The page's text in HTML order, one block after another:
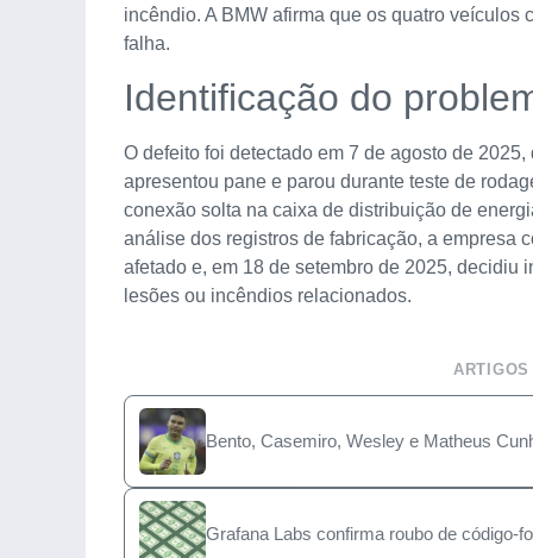
incêndio. A BMW afirma que os quatro
falha.
Identificação do
O defeito foi detectado em 7 de agosto de
apresentou pane e parou durante teste de
conexão solta na caixa de distribuição de
análise dos registros de fabricação, a empresa
afetado e, em 18 de setembro de 2025,
lesões ou incêndios relacionados.
Bento, Casemiro, Wesley e Matheus
Grafana Labs confirma roubo de código-